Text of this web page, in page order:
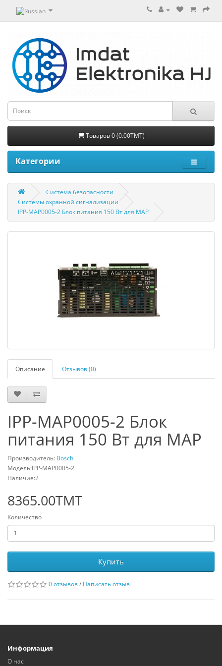
Товаров 0 (0.00TMT)
Категории
Система безопасности
Системы охранной сигнализации
IPP-MAP0005-2 Блок питания 150 Вт для МАР
Описание Отзывов (0)
IPP-MAP0005-2 Блок
питания 150 Вт для МАР
Производитель: Bosch
Модель:IPP-MAP0005-2
Наличие:2
8365.00TMT
Количество
Купить
0 отзывов/ Написать отзыв
Информация
О нас